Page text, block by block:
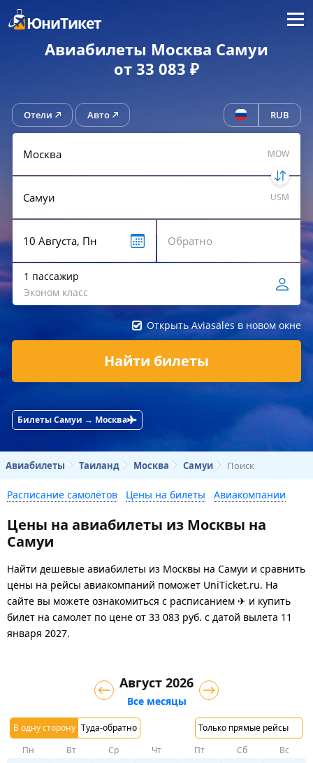
ЮниТикет Меню
Авиабилеты Москва Самуи
от 33 083 ₽
Отели Авто RUB
MOW
USM
1 пассажир
Эконом класс
Открыть Aviasales в новом окне
Найти билеты
Билеты Самуи → Москва
Авиабилеты Таиланд Москва Самуи Поиск
Расписание самолётов Цены на билеты Авиакомпании
Цены на авиабилеты из Москвы на
Самуи
Найти дешевые авиабилеты из Москвы на Самуи и сравнить
цены на рейсы авиакомпаний поможет UniTicket.ru. На
сайте вы можете ознакомиться с расписанием ✈ и купить
билет на самолет по цене от 33 083 руб. с датой вылета 11
января 2027.
В одну сторону Туда-обратно Только прямые рейсы
Август 2026
Все месяцы
Пн Вт Ср Чт Пт Сб Вс